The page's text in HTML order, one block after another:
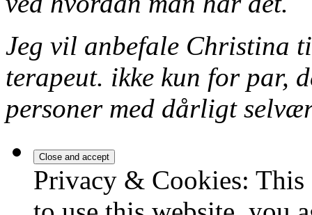
Jeg vil anbefale Christina
terapeut. ikke kun for par,
personer med dårligt
Privacy & Cookies: